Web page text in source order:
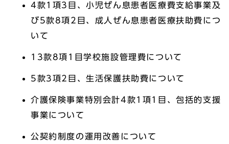
4款1項3目、小児ぜん息患者医療費支給事業及
び5款8項2目、成人ぜん息患者医療扶助費につ
いて
13款8項1目学校施設管理費について
5款3項2目、生活保護扶助費について
介護保険事業特別会計4款1項1目、包括的支援
事業について
公契約制度の運用改善について